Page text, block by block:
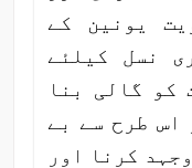
یونین کے
نسل کیلئے
کو گالی بنا
اس طرح سے بے
کرنا اور